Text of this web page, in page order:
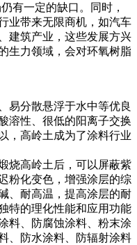
有一定的缺口。同时，
业带来无限商机，如汽车
建筑产业，这些发展方兴
生力领域，会对环氧树脂
易分散悬浮于水中等优良
溶性、很低的阳离子交换
，高岭土成为了涂料行业
烧高岭土后，可以屏蔽紫
粉化变色，增强涂层的综
、耐高温，提高涂层的耐
特的理化性能和应用功能
料、防腐蚀涂料、粉末涂
、防水涂料、防辐射涂料